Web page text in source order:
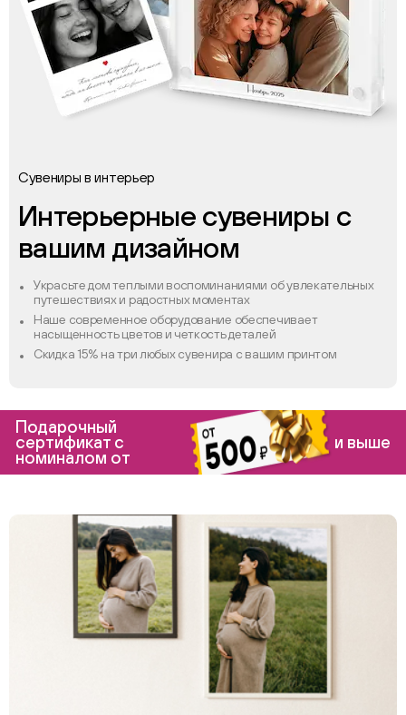
Сувениры в интерьер
Интерьерные сувениры с
вашим дизайном
Украсьте дом теплыми воспоминаниями об увлекательных
путешествиях и радостных моментах
Наше современное оборудование обеспечивает
насыщенность цветов и четкость деталей
Скидка 15% на три любых сувенира с вашим принтом
Подарочный
сертификат с
номиналом от
и выше